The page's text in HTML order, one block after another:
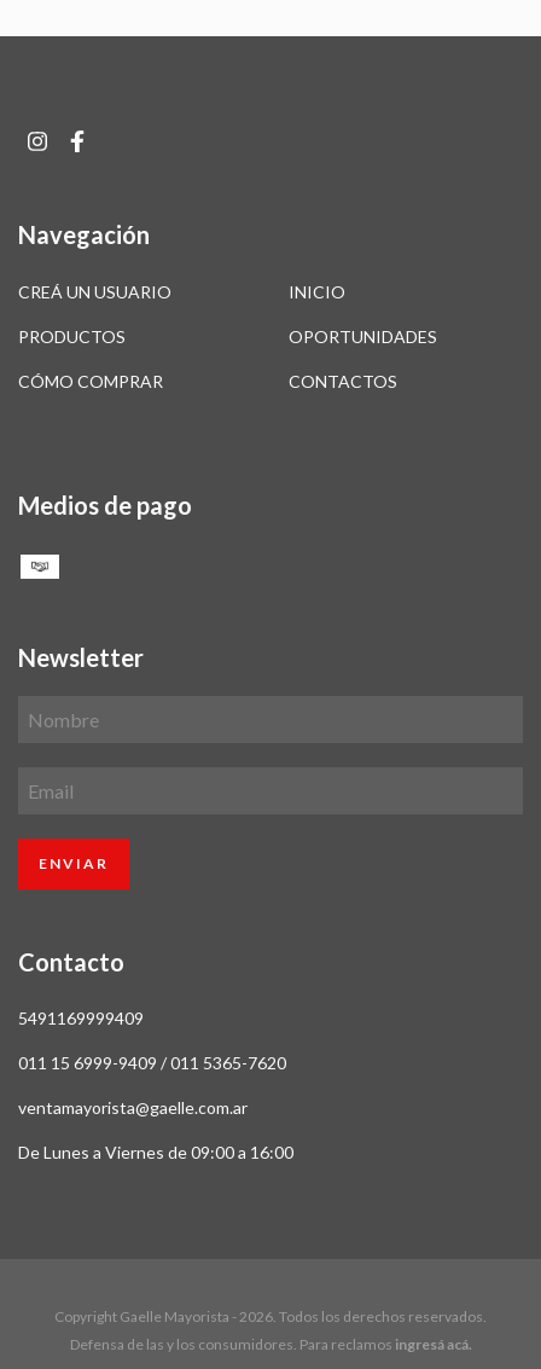
Navegación
CREÁ UN USUARIO INICIO
PRODUCTOS OPORTUNIDADES
CÓMO COMPRAR CONTACTOS
Medios de pago
Newsletter
Contacto
5491169999409
011 15 6999-9409 / 011 5365-7620
ventamayorista@gaelle.com.ar
De Lunes a Viernes de 09:00 a 16:00
Copyright Gaelle Mayorista - 2026. Todos los derechos reservados.
Defensa de las y los consumidores. Para reclamos ingresá acá.